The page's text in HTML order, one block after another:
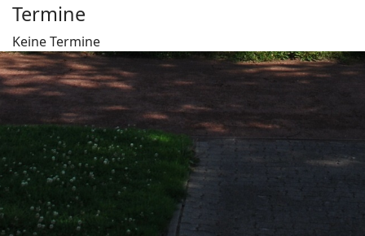
Termine
Keine Termine